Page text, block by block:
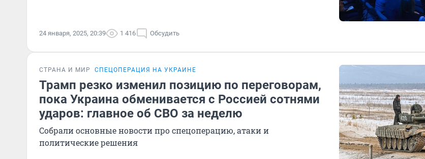
24 января, 2025, 20:39 1 416 Обсудить
СТРАНА И МИР СПЕЦОПЕРАЦИЯ НА УКРАИНЕ
Трамп резко изменил позицию по переговорам,
пока Украина обменивается с Россией сотнями
ударов: главное об СВО за неделю
Собрали основные новости про спецоперацию, атаки и
политические решения